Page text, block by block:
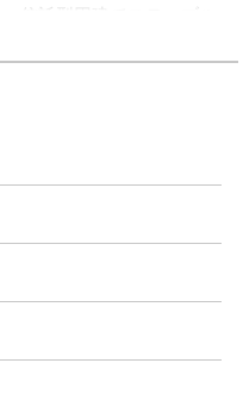
信託型円建てステーブル